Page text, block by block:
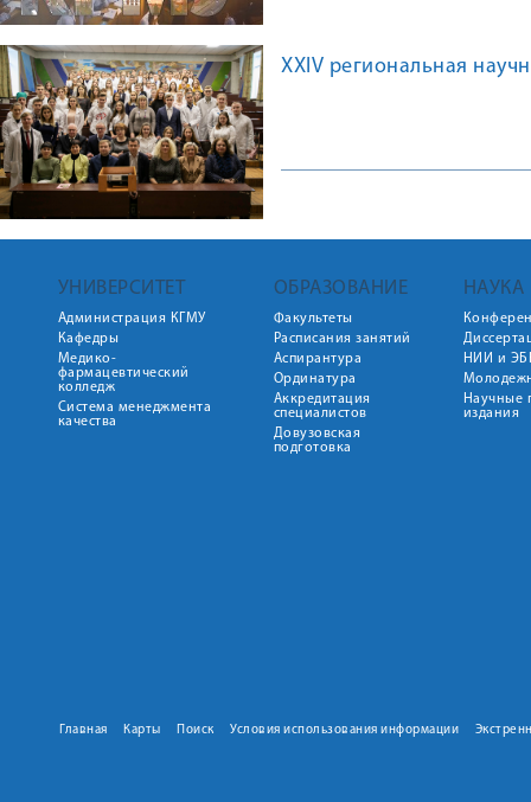
XXIV региональная
УНИВЕРСИТЕТ
Администрация КГМУ
Кафедры
Медико-
фармацевтический
колледж
Система менеджмента
качества
ОБРАЗОВАНИЕ
Факультеты
Расписания занятий
Аспирантура
Ординатура
Аккредитация
специалистов
Довузовская
подготовка
НАУКА
НИИ и
Научные
издания
Главная Карты Поиск Условия использования информации